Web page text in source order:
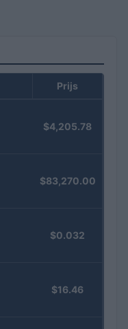
Prijs
$4,205.78
$83,270.00
$0.032
$16.46